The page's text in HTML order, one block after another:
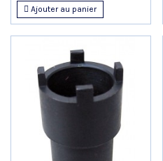
Ajouter au panier